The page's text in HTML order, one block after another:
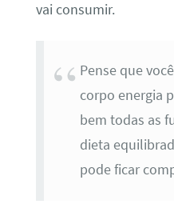
vai consumir.
Pense que
corpo energia
bem todas as
dieta
pode ficar